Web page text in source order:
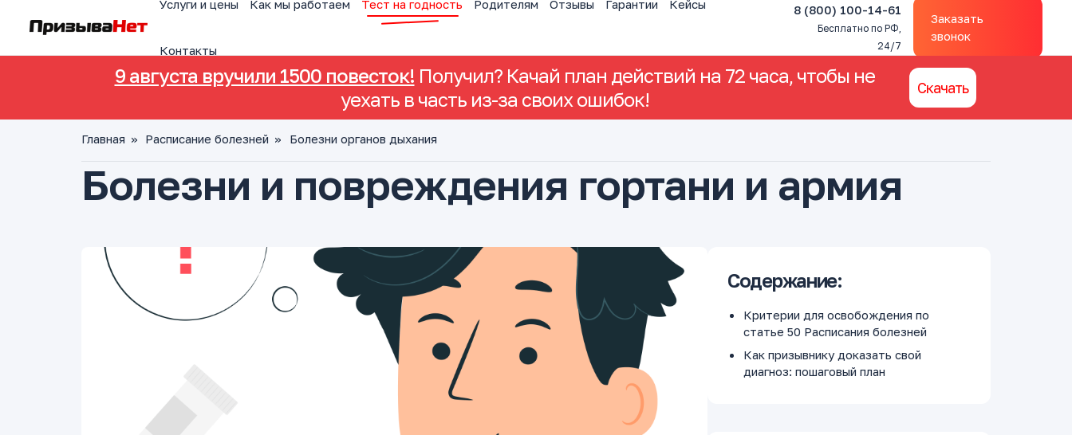
Услуги и цены Как мы работаем Тест на годность Родителям Отзывы Гарантии Кейсы
Контакты
8 (800) 100-14-61
Бесплатно по РФ,
24/7
Заказать
звонок
9 августа вручили 1500 повесток! Получил? Качай план действий на 72 часа, чтобы не
уехать в часть из-за своих ошибок!
Скачать
Главная » Расписание болезней » Болезни органов дыхания
Болезни и повреждения гортани и армия
Содержание:
Критерии для освобождения по
статье 50 Расписания болезней
Как призывнику доказать свой
диагноз: пошаговый план